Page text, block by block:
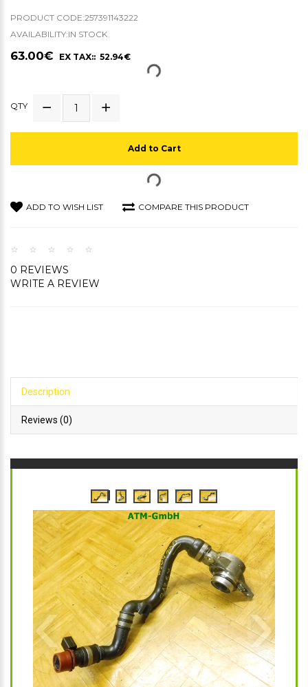
PRODUCT CODE:257391143222
AVAILABILITY:IN STOCK
63.00€ EX TAX:: 52.94€
QTY
Add to Cart
ADD TO WISH LIST COMPARE THIS PRODUCT
0 REVIEWS
WRITE A REVIEW
Description
Reviews (0)
‹ ›